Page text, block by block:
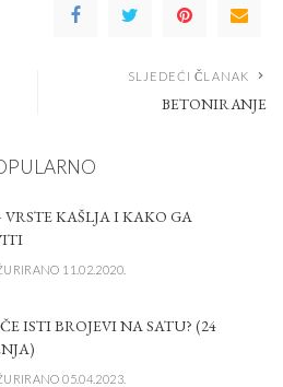
SLJEDEĆI ČLANAK
BETONIRANJE
VRSTE KAŠLJA I KAKO GA
11.02.2020.
ISTI BROJEVI NA SATU? (24
05.04.2023.